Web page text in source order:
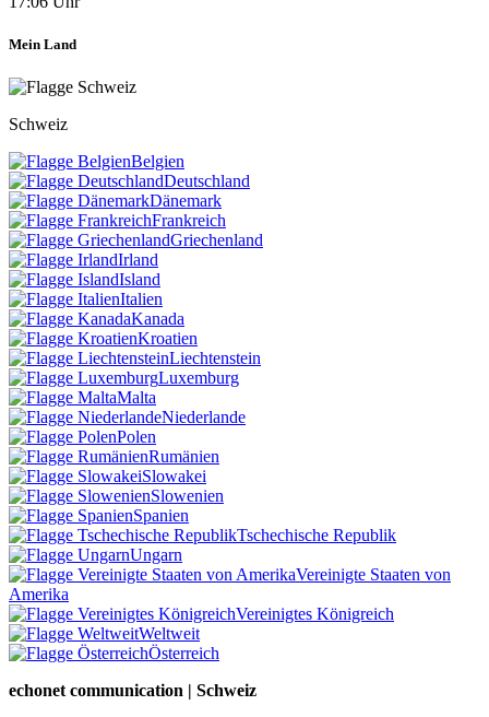
Mein Land
Schweiz
Belgien
Deutschland
Dänemark
Frankreich
Griechenland
Irland
Island
Italien
Kanada
Kroatien
Liechtenstein
Luxemburg
Malta
Niederlande
Polen
Rumänien
Slowakei
Slowenien
Spanien
Tschechische Republik
Ungarn
Vereinigte Staaten von
Amerika
Vereinigtes Königreich
Weltweit
Österreich
echonet communication | Schweiz